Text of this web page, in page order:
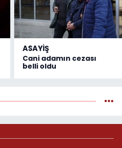
ASAYİŞ
Cani adamın cezası
belli oldu